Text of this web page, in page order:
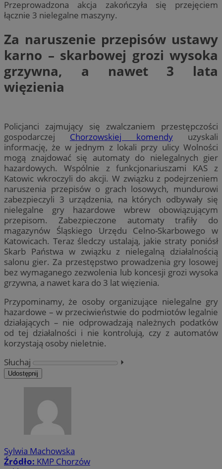
Przeprowadzona akcja zakończyła się przejęciem
łącznie 3 nielegalne maszyny.
Za naruszenie przepisów ustawy
karno – skarbowej grozi wysoka
grzywna, a nawet 3 lata
więzienia
Policjanci zajmujący się zwalczaniem przestępczości
gospodarczej Chorzowskiej komendy uzyskali
informację, że w jednym z lokali przy ulicy Wolności
mogą znajdować się automaty do nielegalnych gier
hazardowych. Wspólnie z funkcjonariuszami KAS z
Katowic wkroczyli do akcji. W związku z podejrzeniem
naruszenia przepisów o grach losowych, mundurowi
zabezpieczyli 3 urządzenia, na których odbywały się
nielegalne gry hazardowe wbrew obowiązującym
przepisom. Zabezpieczone automaty trafiły do
magazynów Śląskiego Urzędu Celno-Skarbowego w
Katowicach. Teraz śledczy ustalają, jakie straty poniósł
Skarb Państwa w związku z nielegalną działalnością
salonu gier. Za przestępstwo prowadzenia gry losowej
bez wymaganego zezwolenia lub koncesji grozi wysoka
grzywna, a nawet kara do 3 lat więzienia.
Przypominamy, że osoby organizujące nielegalne gry
hazardowe – w przeciwieństwie do podmiotów legalnie
działających – nie odprowadzają należnych podatków
od tej działalności i nie kontrolują, czy z automatów
korzystają osoby nieletnie.
Słuchaj
⏵︎
Udostępnij
Sylwia Machowska
Źródło: KMP Chorzów